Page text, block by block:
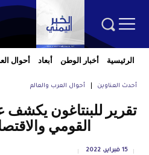
الرئيسية أخبار الوطن أبعاد أحوال
أحدث العناوين أحوال العرب والعالم
تقرير للبنتاغون
القومي
15 فبراير، 2022